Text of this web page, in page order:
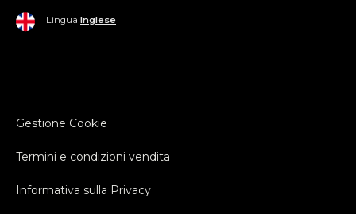
Lingua Inglese
Gestione Cookie
Termini e condizioni vendita
Informativa sulla Privacy